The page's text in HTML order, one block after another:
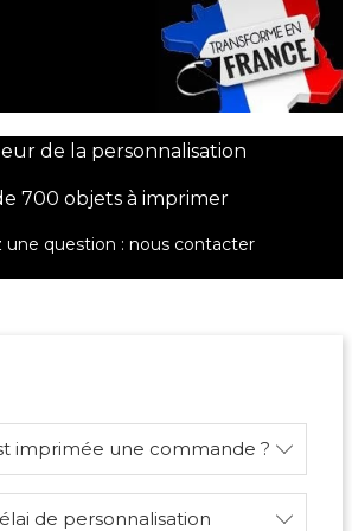
de la personnalisation
700 objets à imprimer
une question : nous contacter
imprimée une commande ?
de personnalisation